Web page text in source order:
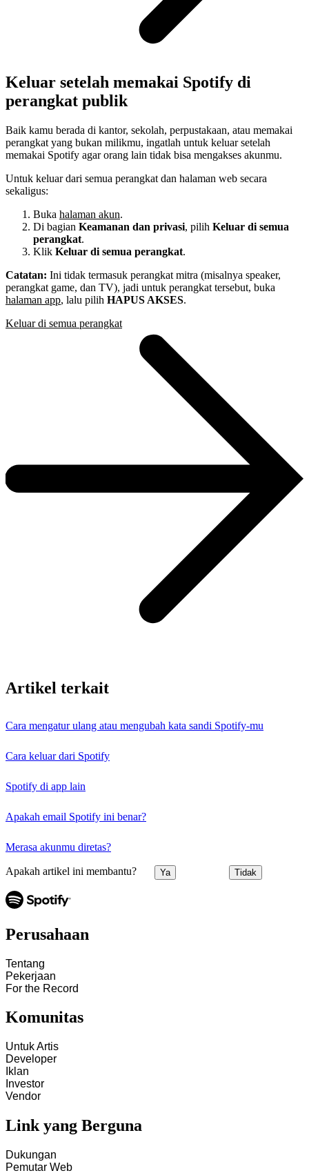
Keluar setelah memakai Spotify di
perangkat publik
Baik kamu berada di kantor, sekolah, perpustakaan, atau memakai
perangkat yang bukan milikmu, ingatlah untuk keluar setelah
memakai Spotify agar orang lain tidak bisa mengakses akunmu.
Untuk keluar dari semua perangkat dan halaman web secara
sekaligus:
Buka halaman akun.
Di bagian Keamanan dan privasi, pilih Keluar di semua
perangkat.
Klik Keluar di semua perangkat.
Catatan: Ini tidak termasuk perangkat mitra (misalnya speaker,
perangkat game, dan TV), jadi untuk perangkat tersebut, buka
halaman app, lalu pilih HAPUS AKSES.
Keluar di semua perangkat
Artikel terkait
Cara mengatur ulang atau mengubah kata sandi Spotify-mu
Cara keluar dari Spotify
Spotify di app lain
Apakah email Spotify ini benar?
Merasa akunmu diretas?
Apakah artikel ini membantu? Ya Tidak
Perusahaan
Tentang
Pekerjaan
For the Record
Komunitas
Untuk Artis
Developer
Iklan
Investor
Vendor
Link yang Berguna
Dukungan
Pemutar Web